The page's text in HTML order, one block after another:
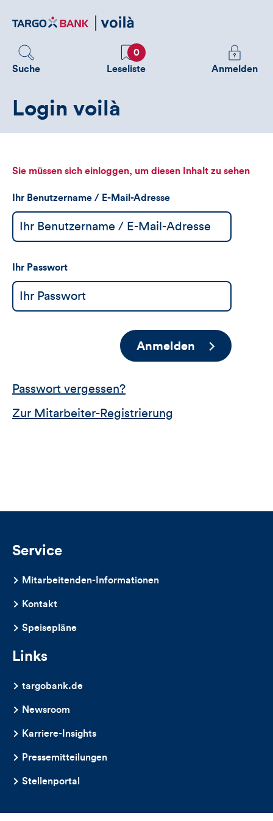
zum
Suche
Favoriten
0
Leseliste
Melden
Sie
sehen
Anmelden
Login voilà
Sie müssen sich einloggen, um diesen Inhalt zu sehen
Ihr Benutzername / E-Mail-Adresse
Ihr Passwort
Anmelden
Passwort vergessen?
Zur Mitarbeiter-Registrierung
Service
Mitarbeitenden-Informationen
Kontakt
Speisepläne
Links
targobank.de
Newsroom
Karriere-Insights
Pressemitteilungen
Stellenportal